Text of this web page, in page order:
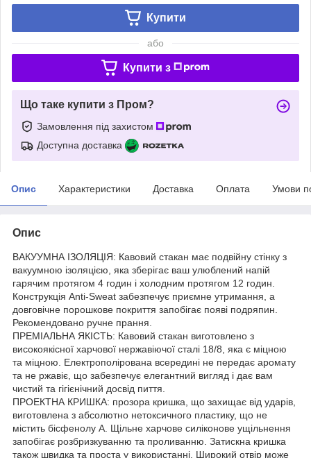
Купити
або
Купити з
Що таке купити з Пром?
Замовлення під захистом
Доступна доставка
Опис Характеристики Доставка Оплата Умови
Опис
ВАКУУМНА ІЗОЛЯЦІЯ: Кавовий стакан має подвійну стінку з
вакуумною ізоляцією, яка зберігає ваш улюблений напій
гарячим протягом 4 годин і холодним протягом 12 годин.
Конструкція Anti-Sweat забезпечує приємне утримання, а
довговічне порошкове покриття запобігає появі подряпин.
Рекомендовано ручне прання.
ПРЕМІАЛЬНА ЯКІСТЬ: Кавовий стакан виготовлено з
високоякісної харчової нержавіючої сталі 18/8, яка є міцною
та міцною. Електрополірована всередині не передає аромату
та не ржавіє, що забезпечує елегантний вигляд і дає вам
чистий та гігієнічний досвід пиття.
ПРОЕКТНА КРИШКА: прозора кришка, що захищає від ударів,
виготовлена з абсолютно нетоксичного пластику, що не
містить бісфенолу А. Щільне харчове силіконове ущільнення
запобігає розбризкуванню та проливанню. Затискна кришка
також швидка та проста у використанні. Широкий отвір може